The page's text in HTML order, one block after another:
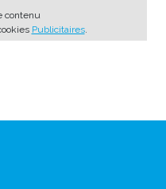
contenu
Publicitaires.